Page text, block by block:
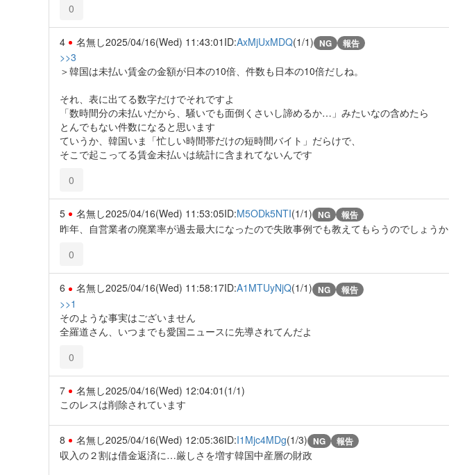
0
4 名無し2025/04/16(Wed) 11:43:01 ID:AxMjUxMDQ(1/1) NG 報告
>>3
＞韓国は未払い賃金の金額が日本の10倍、件数も日本の10倍だしね。
それ、表に出てる数字だけでそれですよ
「数時間分の未払いだから、騒いでも面倒くさいし諦めるか…」みたいなの含めたら
とんでもない件数になると思います
ていうか、韓国いま「忙しい時間帯だけの短時間バイト」だらけで、
そこで起こってる賃金未払いは統計に含まれてないんです
0
5 名無し2025/04/16(Wed) 11:53:05ID:M5ODk5NTI(1/1) NG 報告
昨年、自営業者の廃業率が過去最大になったので失敗事例でも教えてもらうのでしょうか
0
6 名無し2025/04/16(Wed) 11:58:17ID:A1MTUyNjQ(1/1) NG 報告
>>1
そのような事実はございません
全羅道さん、いつまでも愛国ニュースに先導されてんだよ
0
7 名無し2025/04/16(Wed) 12:04:01 (1/1)
このレスは削除されています
8 名無し2025/04/16(Wed) 12:05:36ID:I1Mjc4MDg(1/3) NG 報告
収入の２割は借金返済に…厳しさを増す韓国中産層の財政